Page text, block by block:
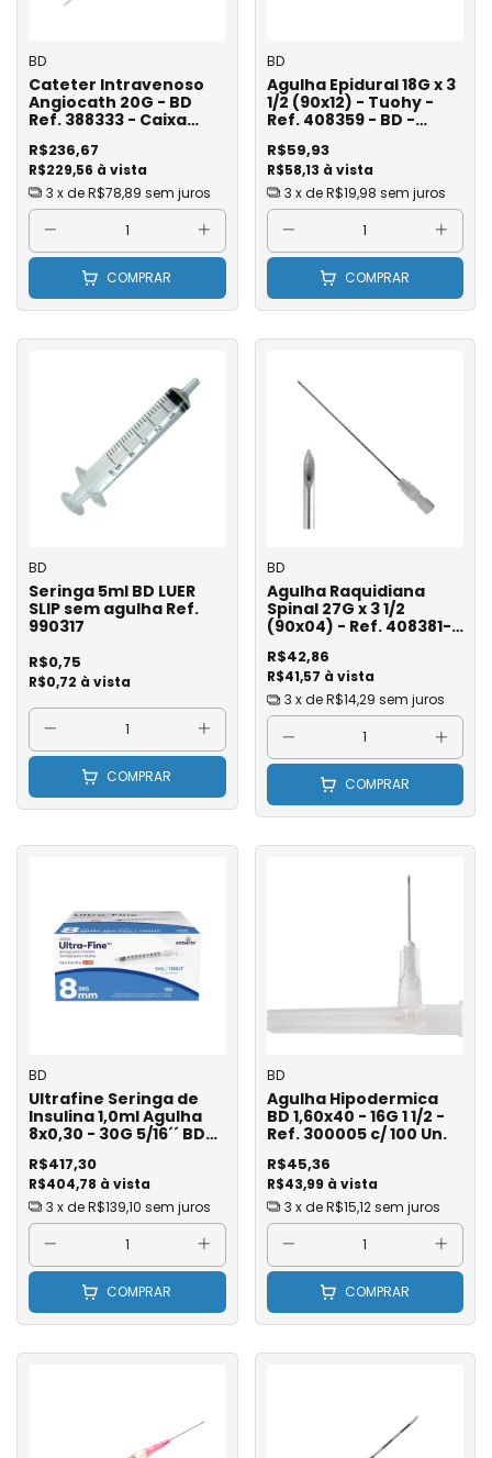
BD
Cateter Intravenoso
Angiocath 20G - BD
Ref. 388333 - Caixa
R$229,56 à vista
R$236,67
3 x deR$78,89 sem juros
COMPRAR
BD
Agulha Epidural 18G x 3
1/2 (90x12) - Tuohy -
Ref. 408359 - BD -
R$58,13 à vista
R$59,93
3 x deR$19,98 sem juros
COMPRAR
BD
Seringa 5ml BD LUER
SLIP sem agulha Ref.
990317
R$0,72 à vista
R$0,75
COMPRAR
BD
Agulha Raquidiana
Spinal 27G x 3 1/2
(90x04) - Ref. 408381-
R$41,57 à vista
R$42,86
3 x deR$14,29 sem juros
COMPRAR
BD
Ultrafine Seringa de
Insulina 1,0ml Agulha
8x0,30 - 30G 5/16´´ BD
100
R$404,78 à vista
R$417,30
3 x deR$139,10 sem juros
COMPRAR
BD
Agulha Hipodermica
BD 1,60x40 - 16G 1 1/2 -
Ref. 300005 c/ 100 Un.
R$43,99 à vista
R$45,36
3 x deR$15,12 sem juros
COMPRAR